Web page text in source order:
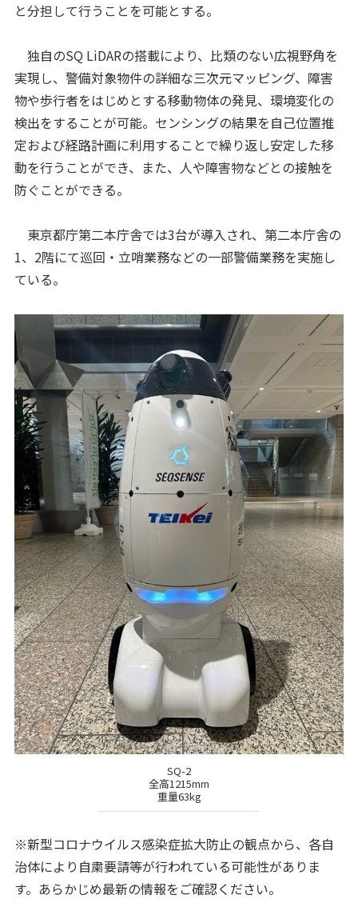
と分担して行うことを可能とする。
独自のSQ LiDARの搭載により、比類のない広視野角を
実現し、警備対象物件の詳細な三次元マッピング、障害
物や歩行者をはじめとする移動物体の発見、環境変化の
検出をすることが可能。センシングの結果を自己位置推
定および経路計画に利用することで繰り返し安定した移
動を行うことができ、また、人や障害物などとの接触を
防ぐことができる。
東京都庁第二本庁舎では3台が導入され、第二本庁舎の
1、2階にて巡回・立哨業務などの一部警備業務を実施し
ている。
SQ-2
全高1215mm
重量63kg
※新型コロナウイルス感染症拡大防止の観点から、各自
治体により自粛要請等が行われている可能性がありま
す。あらかじめ最新の情報をご確認ください。